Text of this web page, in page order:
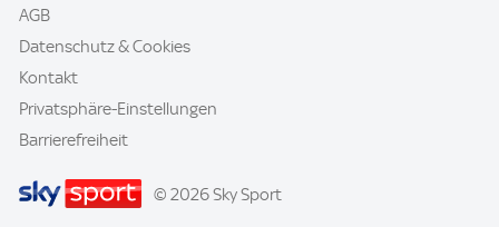
AGB
Datenschutz & Cookies
Kontakt
Privatsphäre-Einstellungen
Barrierefreiheit
© 2026 Sky Sport